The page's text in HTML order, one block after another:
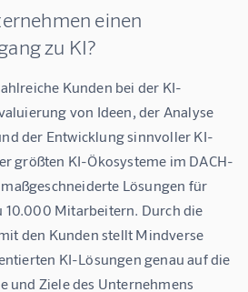
einen
zu KI?
Kunden bei der KI-
von Ideen, der Analyse
der Entwicklung sinnvoller KI-
größten KI-Ökosysteme im DACH-
Lösungen für
10.000 Mitarbeitern. Durch die
den Kunden stellt Mindverse
KI-Lösungen genau auf die
und Ziele des Unternehmens